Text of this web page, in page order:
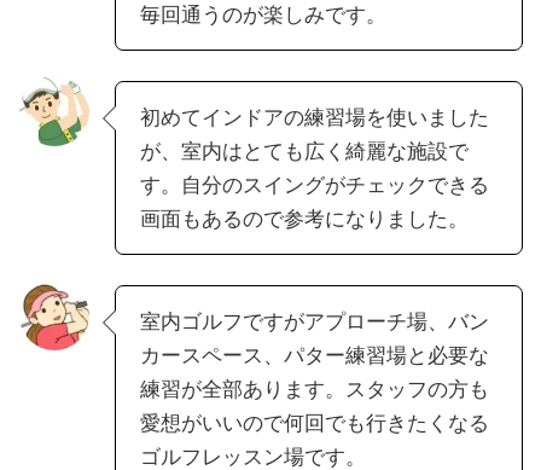
毎回通うのが楽しみです。
初めてインドアの練習場を使いました
が、室内はとても広く綺麗な施設で
す。自分のスイングがチェックできる
画面もあるので参考になりました。
室内ゴルフですがアプローチ場、バン
カースペース、パター練習場と必要な
練習が全部あります。スタッフの方も
愛想がいいので何回でも行きたくなる
ゴルフレッスン場です。